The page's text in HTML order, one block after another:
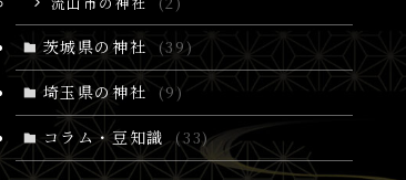
茨城県の神社 (39)
埼玉県の神社 (9)
コラム・豆知識 (33)